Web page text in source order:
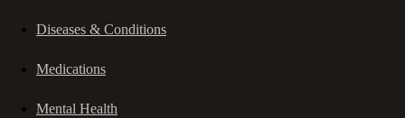
Diseases & Conditions
Medications
Mental Health